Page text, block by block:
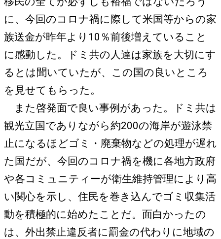
に、今回のコロナ禍に際して米国等からの家
族送金が昨年より10％前後増えていること
に感動した。ドミ共の人達は家族を大切にす
るとは聞いていたが、この国の良いところ
を見せてもらった。
また啓発面で良い事例があった。ドミ共は
観光立国でありながら約200の海岸が遊泳禁
止になるほどゴミ・廃棄物などの処理が遅れ
た国だが、今回のコロナ禍を機に各地方政府
や各コミュニティーが衛生維持管理により高
い関心を示し、住民を巻き込んでゴミ収集活
動を積極的に始めたことだ。面白かったの
は、外出禁止違反者に罰金の代わりに地域の